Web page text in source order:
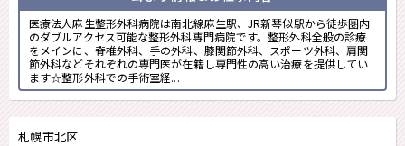
医療法人麻生整形外科病院は南北線麻生駅、JR新琴似駅から徒歩圏内
のダブルアクセス可能な整形外科専門病院です。整形外科全般の診療
をメインに、脊椎外科、手の外科、膝関節外科、スポーツ外科、肩関
節外科などそれぞれの専門医が在籍し専門性の高い治療を提供してい
ます☆整形外科での手術室経...
札幌市北区